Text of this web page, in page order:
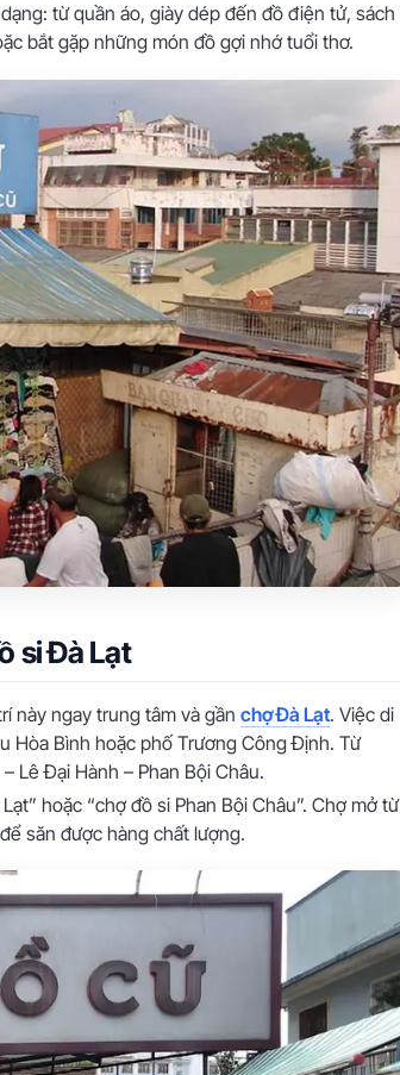
từ quần áo, giày dép đến đồ điện tử, sách
bắt gặp những món đồ gợi nhớ tuổi thơ.
si Đà Lạt
này ngay trung tâm và gần chợ Đà Lạt. Việc di
Hòa Bình hoặc phố Trương Công Định. Từ
Lê Đại Hành – Phan Bội Châu.
hoặc “chợ đồ si Phan Bội Châu”. Chợ mở từ
săn được hàng chất lượng.